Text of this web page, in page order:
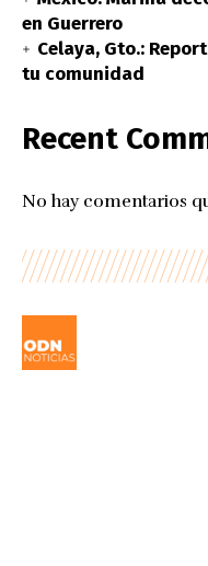
en Guerrero
Celaya, Gto.:
tu comunidad
Recent
No hay comentarios